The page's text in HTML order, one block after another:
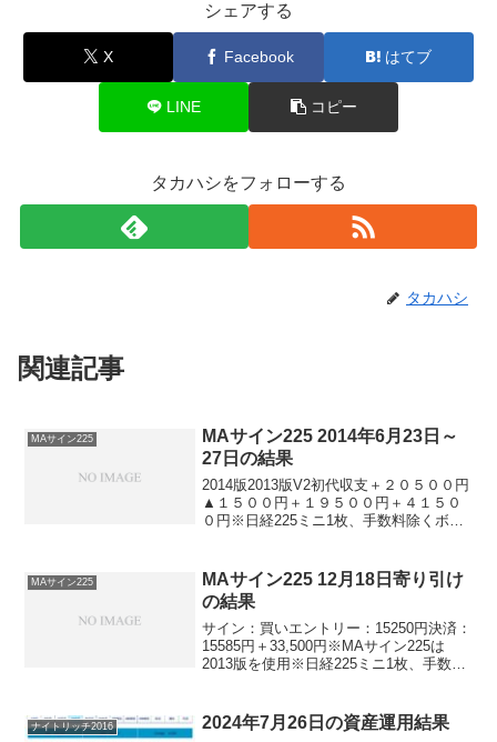
シェアする
X Facebook はてブ
LINE コピー
タカハシをフォローする
タカハシ
関連記事
MAサイン225
MAサイン225 2014年6月23日～
27日の結果
2014版2013版V2初代収支＋２０５００円
▲１５００円＋１９５００円＋４１５０
０円※日経225ミニ1枚、手数料除くボラ
いますね。初代が４万円超え。すげー(゜
o゜;確...
MAサイン225
MAサイン225 12月18日寄り引け
の結果
サイン：買いエントリー：15250円決済：
15585円＋33,500円※MAサイン225は
2013版を使用※日経225ミニ1枚、手数料
持ち、いっぱいです！※下書きだけ...
ナイトリッチ2016 2024年7月26日の資産運用結果